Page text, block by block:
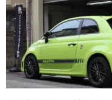
お問い合わせ